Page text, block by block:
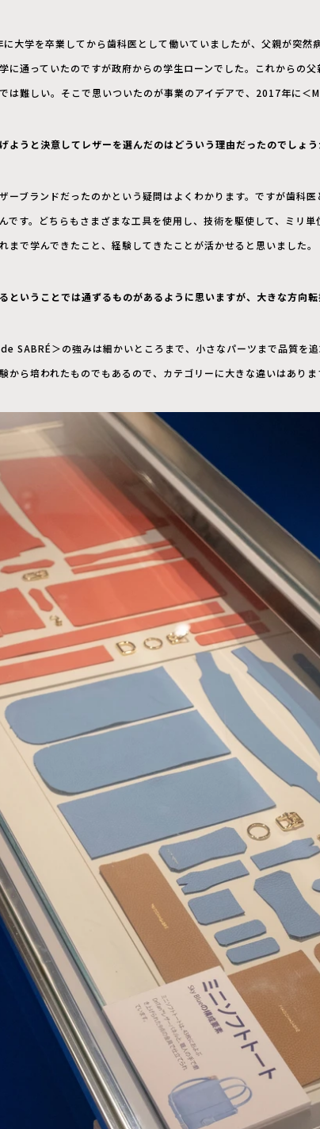
大学を卒業してから歯科医として働いていましたが、父親が突然
に通っていたのですが政府からの学生ローンでした。これからの
は難しい。そこで思いついたのが事業のアイデアで、2017年に＜
ようと決意してレザーを選んだのはどういう理由だったのでしょう
ーブランドだったのかという疑問はよくわかります。ですが歯科
です。どちらもさまざまな工具を使用し、技術を駆使して、ミリ
まで学んできたこと、経験してきたことが活かせると思いました。
ということでは通ずるものがあるように思いますが、大きな方向転
SABRÉ＞の強みは細かいところまで、小さなパーツまで品質を
から培われたものでもあるので、カテゴリーに大きな違いはありま